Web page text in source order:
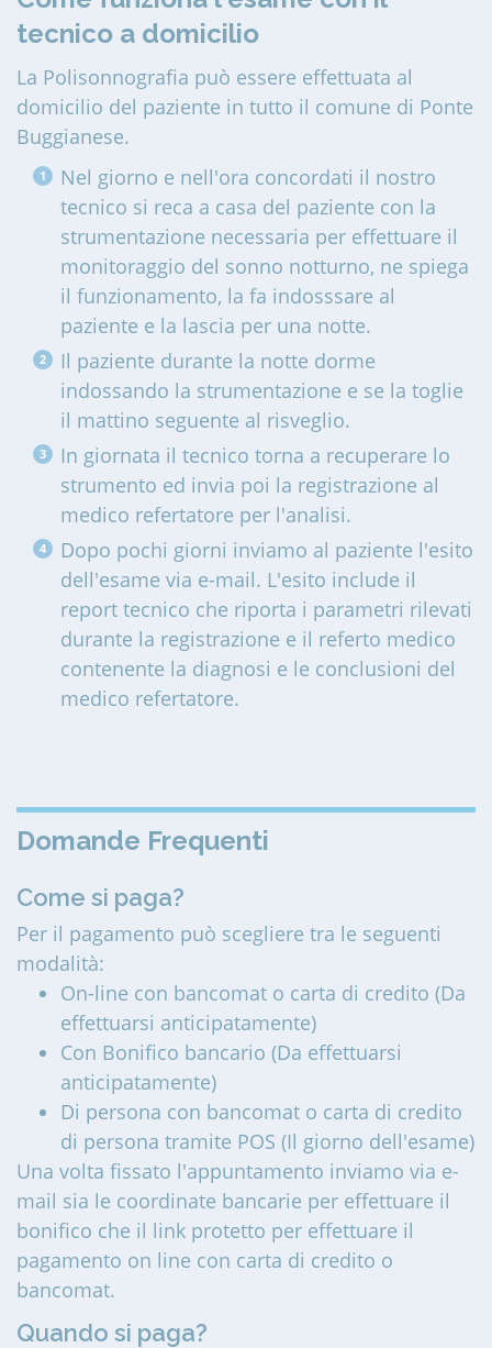
tecnico a domicilio
La Polisonnografia può essere effettuata al
domicilio del paziente in tutto il comune di Ponte
Buggianese.
Nel giorno e nell'ora concordati il nostro
tecnico si reca a casa del paziente con la
strumentazione necessaria per effettuare il
monitoraggio del sonno notturno, ne spiega
il funzionamento, la fa indosssare al
paziente e la lascia per una notte.
Il paziente durante la notte dorme
indossando la strumentazione e se la toglie
il mattino seguente al risveglio.
In giornata il tecnico torna a recuperare lo
strumento ed invia poi la registrazione al
medico refertatore per l'analisi.
Dopo pochi giorni inviamo al paziente l'esito
dell'esame via e-mail. L'esito include il
report tecnico che riporta i parametri rilevati
durante la registrazione e il referto medico
contenente la diagnosi e le conclusioni del
medico refertatore.
Domande Frequenti
Come si paga?
Per il pagamento può scegliere tra le seguenti
modalità:
On-line con bancomat o carta di credito (Da
effettuarsi anticipatamente)
Con Bonifico bancario (Da effettuarsi
anticipatamente)
Di persona con bancomat o carta di credito
di persona tramite POS (Il giorno dell'esame)
Una volta fissato l'appuntamento inviamo via e-
mail sia le coordinate bancarie per effettuare il
bonifico che il link protetto per effettuare il
pagamento on line con carta di credito o
bancomat.
Quando si paga?